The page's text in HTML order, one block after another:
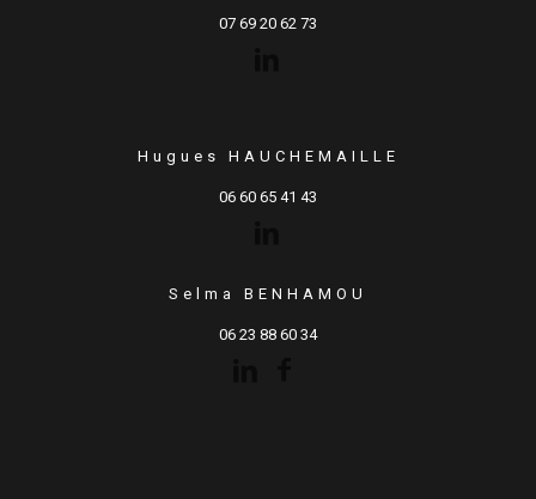
07 69 20 62 73
Hugues HAUCHEMAILLE
06 60 65 41 43
Selma BENHAMOU
06 23 88 60 34